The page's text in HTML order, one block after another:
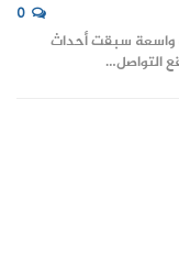
0
واسعة سبقت أحداث
التواصل…